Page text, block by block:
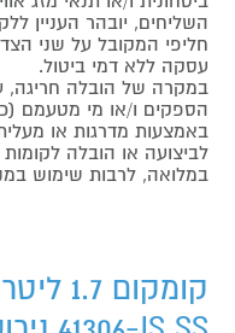
השליחים, יובהר העניין
חליפי המקובל על שני
עסקה ללא דמי ביטול.
במקרה של הובלה חריגה,
הספקים ו/או מי מטעמם
באמצעות מדרגות או
לביצועה או הובלה
במלואה, לרבות שימוש